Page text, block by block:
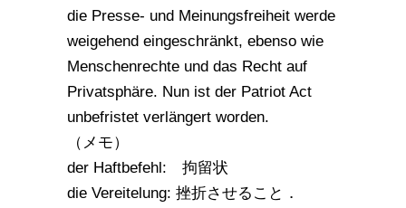
die Presse- und Meinungsfreiheit werde
weigehend eingeschränkt, ebenso wie
Menschenrechte und das Recht auf
Privatsphäre. Nun ist der Patriot Act
unbefristet verlängert worden.
（メモ）
der Haftbefehl: 拘留状
die Vereitelung: 挫折させること．